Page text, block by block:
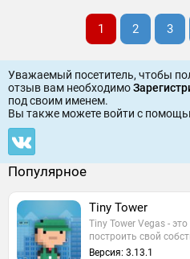
1 2 3
Уважаемый посетитель, чтобы
отзыв вам необходимо
под своим именем.
Вы также можете войти c
Популярное
Tiny Tower
Tiny Tower Vegas -
построить свой
Версия: 3.13.1